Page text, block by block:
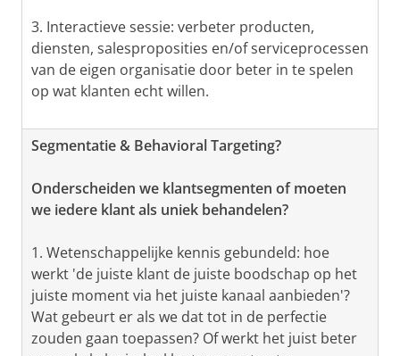
3. Interactieve sessie: verbeter producten,
diensten, salesproposities en/of serviceprocessen
van de eigen organisatie door beter in te spelen
op wat klanten echt willen.
Segmentatie & Behavioral Targeting?
Onderscheiden we klantsegmenten of moeten
we iedere klant als uniek behandelen?
1. Wetenschappelijke kennis gebundeld: hoe
werkt 'de juiste klant de juiste boodschap op het
juiste moment via het juiste kanaal aanbieden'?
Wat gebeurt er als we dat tot in de perfectie
zouden gaan toepassen? Of werkt het juist beter